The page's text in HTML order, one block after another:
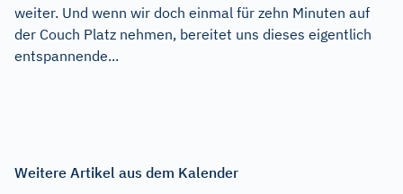
weiter. Und wenn wir doch einmal für zehn Minuten auf
der Couch Platz nehmen, bereitet uns dieses eigentlich
entspannende...
Weitere Artikel aus dem Kalender